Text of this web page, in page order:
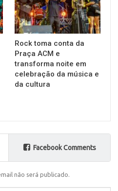
Rock toma conta da
Praça ACM e
transforma noite em
celebração da música e
da cultura
Facebook Comments
não será publicado.